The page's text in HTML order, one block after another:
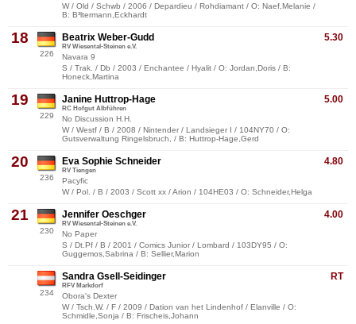
W / Old / Schwb / 2006 / Depardieu / Rohdiamant / O: Naef,Melanie /
B: B³ltermann,Eckhardt
18
226
5.30
Beatrix Weber-Gudd
RV Wiesental-Steinen e.V.
Navara 9
S / Trak. / Db / 2003 / Enchantee / Hyalit / O: Jordan,Doris / B:
Honeck,Martina
19
229
5.00
Janine Huttrop-Hage
RC Hofgut Albführen
No Discussion H.H.
W / Westf / B / 2008 / Nintender / Landsieger I / 104NY70 / O:
Gutsverwaltung Ringelsbruch, / B: Huttrop-Hage,Gerd
20
236
4.80
Eva Sophie Schneider
RV Tiengen
Pacyfic
W / Pol. / B / 2003 / Scott xx / Arion / 104HE03 / O: Schneider,Helga
21
230
4.00
Jennifer Oeschger
RV Wiesental-Steinen e.V.
No Paper
S / Dt.Pf / B / 2001 / Comics Junior / Lombard / 103DY95 / O:
Guggemos,Sabrina / B: Sellier,Marion
234
RT
Sandra Gsell-Seidinger
RFV Markdorf
Obora's Dexter
W / Tsch.W. / F / 2009 / Dation van het Lindenhof / Elanville / O:
Schmidle,Sonja / B: Frischeis,Johann